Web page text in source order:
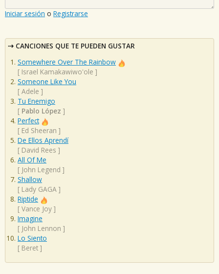
Iniciar sesión o Registrarse
CANCIONES QUE TE PUEDEN GUSTAR
Somewhere Over The Rainbow
[ Israel Kamakawiwo'ole ]
Someone Like You
[ Adele ]
Tu Enemigo
[ Pablo López ]
Perfect
[ Ed Sheeran ]
De Ellos Aprendí
[ David Rees ]
All Of Me
[ John Legend ]
Shallow
[ Lady GAGA ]
Riptide
[ Vance Joy ]
Imagine
[ John Lennon ]
Lo Siento
[ Beret ]